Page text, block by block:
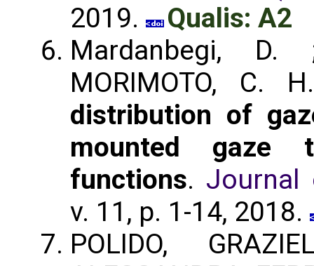
2019.
Qualis: A2
Mardanbegi, D.
MORIMOTO, C.
distribution of
mounted gaze
functions. Journal
v. 11, p. 1-14, 2018.
POLIDO,